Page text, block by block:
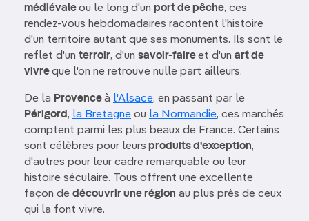
médiévaleou le long d'un port de pêche, ces
rendez-vous hebdomadaires racontent l'histoire
d'un territoire autant que ses monuments. Ils sont le
reflet d'un terroir, d'un savoir-faireet d'un art de
vivreque l'on ne retrouve nulle part ailleurs.
De la Provenceà l'Alsace, en passant par le
Périgord, la Bretagne ou la Normandie, ces marchés
comptent parmi les plus beaux de France. Certains
sont célèbres pour leurs produits d'exception,
d'autres pour leur cadre remarquable ou leur
histoire séculaire. Tous offrent une excellente
façon de découvrir une région au plus près de ceux
qui la font vivre.